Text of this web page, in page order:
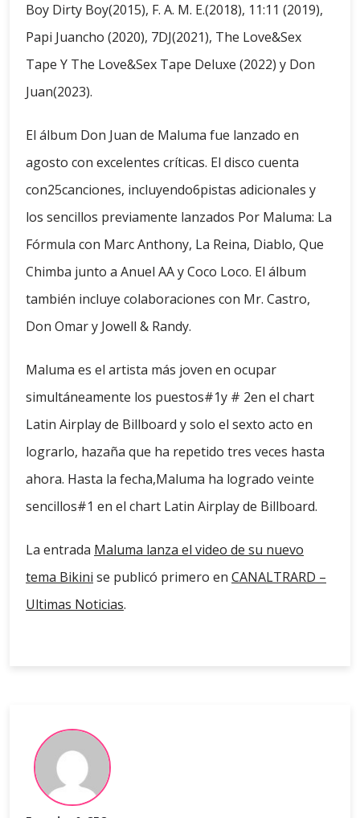
Boy Dirty Boy(2015), F. A. M. E.(2018), 11:11 (2019),
Papi Juancho (2020), 7DJ(2021), The Love&Sex
Tape Y The Love&Sex Tape Deluxe (2022) y Don
Juan(2023).
El álbum Don Juan de Maluma fue lanzado en
agosto con excelentes críticas. El disco cuenta
con25canciones, incluyendo6pistas adicionales y
los sencillos previamente lanzados Por Maluma: La
Fórmula con Marc Anthony, La Reina, Diablo, Que
Chimba junto a Anuel AA y Coco Loco. El álbum
también incluye colaboraciones con Mr. Castro,
Don Omar y Jowell & Randy.
Maluma es el artista más joven en ocupar
simultáneamente los puestos#1y # 2en el chart
Latin Airplay de Billboard y solo el sexto acto en
lograrlo, hazaña que ha repetido tres veces hasta
ahora. Hasta la fecha,Maluma ha logrado veinte
sencillos#1 en el chart Latin Airplay de Billboard.
La entrada Maluma lanza el video de su nuevo
tema Bikini se publicó primero en CANALTRARD –
Ultimas Noticias.